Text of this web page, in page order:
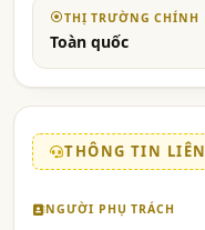
THỊ TRƯỜNG CHÍNH
Toàn quốc
THÔNG TIN
NGƯỜI PHỤ TRÁCH